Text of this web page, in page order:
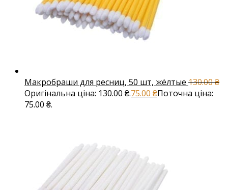
Макробраши для ресниц, 50 шт, жёлтые 130.00₴
Оригінальна ціна: 130.00 ₴.75.00 ₴Поточна ціна:
75.00 ₴.